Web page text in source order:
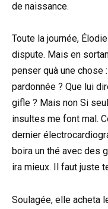
de naissance.
Toute la journée,
dispute. Mais en
penser quà une chose
pardonnée ? Que lui
gifle ? Mais non Si
insultes me font mal.
dernier
boira un thé avec des
ira mieux. Il faut juste
Soulagée, elle acheta